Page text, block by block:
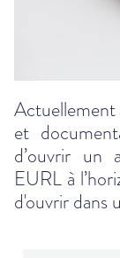
et
d’ouvrir un
EURL à
d'ouvrir dans